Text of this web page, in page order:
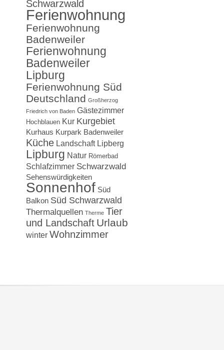
Schwarzwald
Ferienwohnung
Ferienwohnung
Badenweiler
Ferienwohnung
Badenweiler
Lipburg
Ferienwohnung Süd
Deutschland Großherzog
Friedrich von Baden Gästezimmer
Hochblauen Kur Kurgebiet
Kurhaus Kurpark Badenweiler
Küche Landschaft Lipberg
Lipburg Natur Römerbad
Schlafzimmer Schwarzwald
Sehenswürdigkeiten
Sonnenhof Süd
Balkon Süd Schwarzwald
Thermalquellen Therme Tier
und Landschaft Urlaub
winter Wohnzimmer